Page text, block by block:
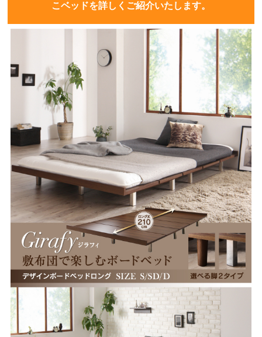
こベッドを詳しくご紹介いたします。